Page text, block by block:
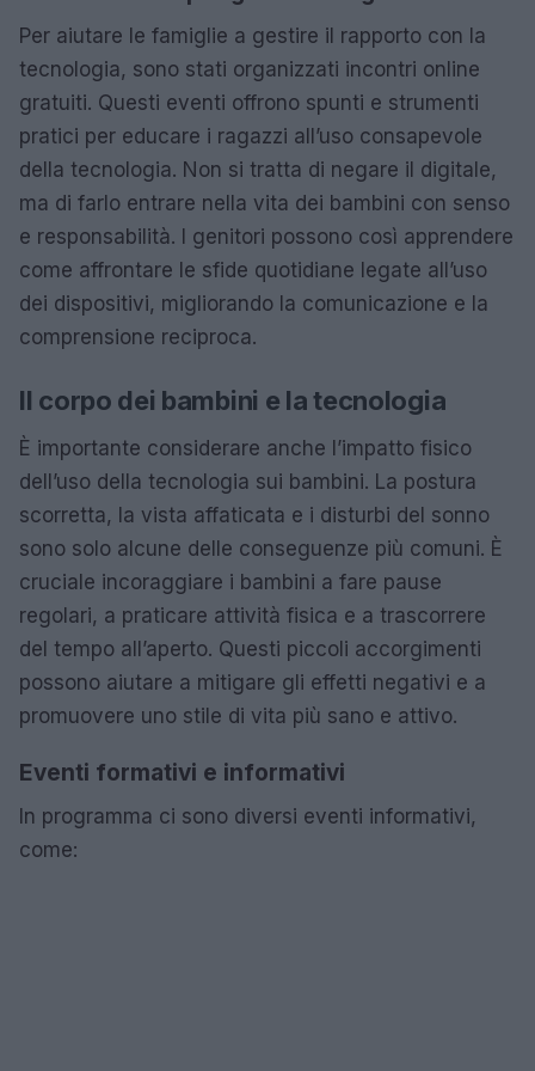
Per aiutare le famiglie a gestire il rapporto con la
tecnologia, sono stati organizzati incontri online
gratuiti. Questi eventi offrono spunti e strumenti
pratici per educare i ragazzi all’uso consapevole
della tecnologia. Non si tratta di negare il digitale,
ma di farlo entrare nella vita dei bambini con senso
e responsabilità. I genitori possono così apprendere
come affrontare le sfide quotidiane legate all’uso
dei dispositivi, migliorando la comunicazione e la
comprensione reciproca.
Il corpo dei bambini e la tecnologia
È importante considerare anche l’impatto fisico
dell’uso della tecnologia sui bambini. La postura
scorretta, la vista affaticata e i disturbi del sonno
sono solo alcune delle conseguenze più comuni. È
cruciale incoraggiare i bambini a fare pause
regolari, a praticare attività fisica e a trascorrere
del tempo all’aperto. Questi piccoli accorgimenti
possono aiutare a mitigare gli effetti negativi e a
promuovere uno stile di vita più sano e attivo.
Eventi formativi e informativi
In programma ci sono diversi eventi informativi,
come: